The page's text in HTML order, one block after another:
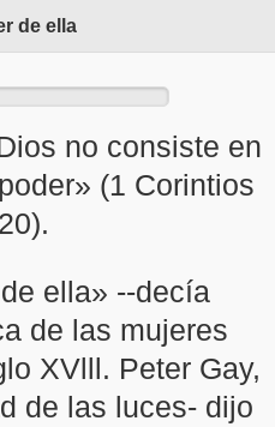
de ella
no consiste en
(1 Corintios
ella» --decía
de las mujeres
XVlll. Peter Gay,
de las luces- dijo